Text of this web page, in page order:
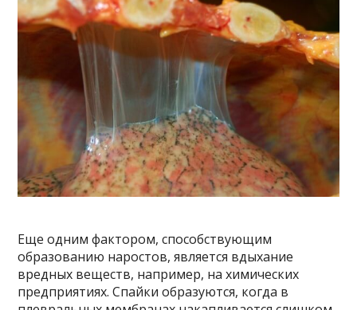
Еще одним фактором, способствующим
образованию наростов, является вдыхание
вредных веществ, например, на химических
предприятиях. Спайки образуются, когда в